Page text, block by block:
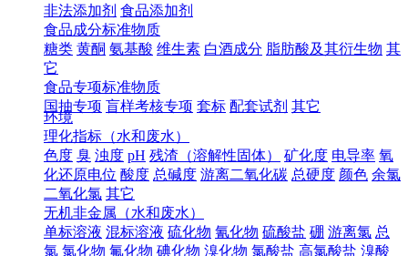
非法添加剂 食品添加剂
食品成分标准物质
糖类 黄酮 氨基酸 维生素 白酒成分 脂肪酸及其衍生物 其
它
食品专项标准物质
国抽专项 盲样考核专项 套标 配套试剂 其它
环境
理化指标（水和废水）
色度 臭 浊度 pH 残渣（溶解性固体） 矿化度 电导率 氧
化还原电位 酸度 总碱度 游离二氧化碳 总硬度 颜色 余氯
二氧化氯 其它
无机非金属（水和废水）
单标溶液 混标溶液 硫化物 氰化物 硫酸盐 硼 游离氯 总
氯 氯化物 氟化物 碘化物 溴化物 氯酸盐 高氯酸盐 溴酸